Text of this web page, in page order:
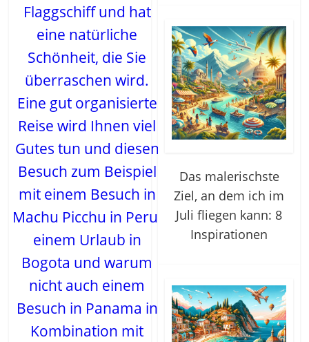
Flaggschiff und hat
eine natürliche
Schönheit, die Sie
überraschen wird.
Eine gut organisierte
Reise wird Ihnen viel
Gutes tun und diesen
Besuch zum Beispiel
mit einem Besuch in
Machu Picchu in Peru,
einem Urlaub in
Bogota und warum
nicht auch einem
Besuch in Panama in
Kombination mit
Das malerischste
Ziel, an dem ich im
Juli fliegen kann: 8
Inspirationen